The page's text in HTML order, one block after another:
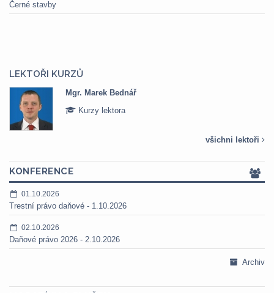
Černé stavby
LEKTOŘI KURZŮ
Mgr. Marek Bednář
Kurzy lektora
všichni lektoři
KONFERENCE
01.10.2026
Trestní právo daňové - 1.10.2026
02.10.2026
Daňové právo 2026 - 2.10.2026
Archiv